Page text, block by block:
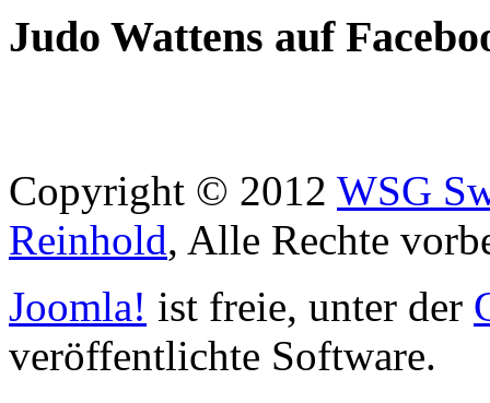
Judo Wattens auf
Copyright © 2012 WSG
Reinhold, Alle Rechte
Joomla! ist freie, unter der
veröffentlichte Software.